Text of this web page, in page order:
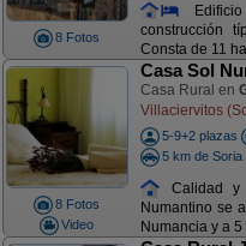
8 Fotos
construcción
Consta de 11
8 Fotos
Video
Casa Sol
Casa Rural en
Villaciervitos
5-9+2 plazas
5 km de Soria
Calidad y
Numantino se
Numancia y a